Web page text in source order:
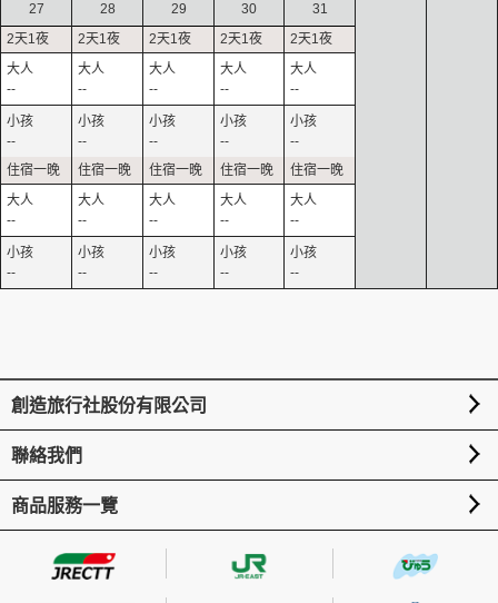
27
--
--
--
--
28
--
--
--
--
29
--
--
--
--
30
--
--
--
--
31
--
--
--
--
創造旅行社股份有限公司
聯絡我們
商品服務一覽